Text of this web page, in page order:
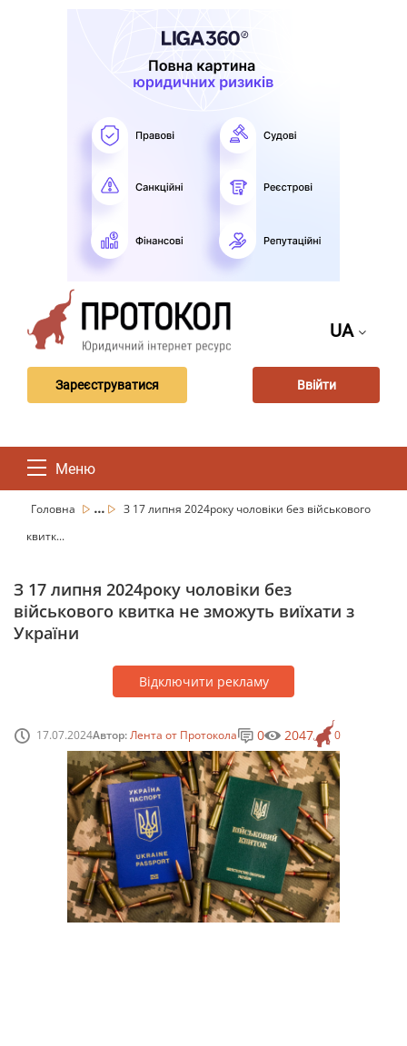
UA
Зареєструватися Ввійти
Меню
Головна ...
З 17 липня 2024року чоловіки без військового
квитк...
З 17 липня 2024року чоловіки без
військового квитка не зможуть виїхати з
України
Відключити рекламу
17.07.2024Автор:Лента от Протокола 0
0 2047